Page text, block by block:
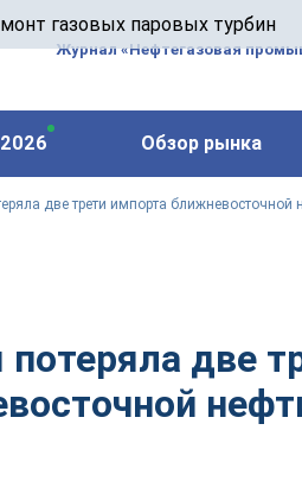
газовых паровых турбин
газовых и паровых
машин и
Журнал «Нефтегазовая
Обзор рынка
две трети импорта ближневосточной
две